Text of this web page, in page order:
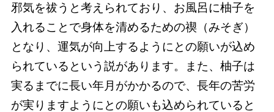
邪気を祓うと考えられており、お風呂に柚子を
入れることで身体を清めるための禊（みそぎ）
となり、運気が向上するようにとの願いが込め
られているという説があります。また、柚子は
実るまでに長い年月がかかるので、長年の苦労
が実りますようにとの願いも込められていると